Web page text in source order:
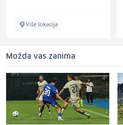
Više lokacija
Možda vas zanima